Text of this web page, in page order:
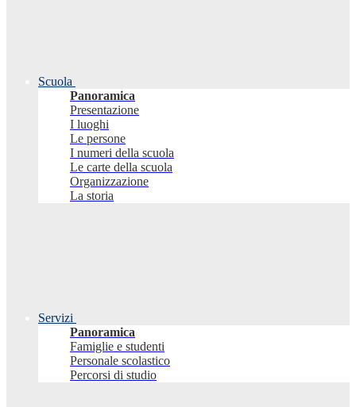
Scuola
Panoramica
Presentazione
I luoghi
Le persone
I numeri della scuola
Le carte della scuola
Organizzazione
La storia
Servizi
Panoramica
Famiglie e studenti
Personale scolastico
Percorsi di studio